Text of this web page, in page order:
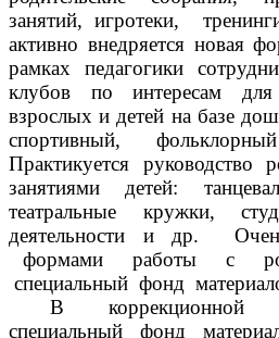
занятий, игротеки,
активно внедряется новая
рамках педагогики
клубов по интересам
взрослых и детей на базе
спортивный,
Практикуется руководство
занятиями детей:
театральные кружки,
деятельности и др.
формами работы с
специальный фонд
В коррекционной
специальный фонд